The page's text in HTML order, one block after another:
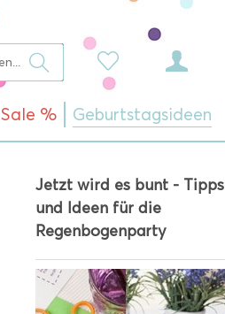
Sale % Geburtstagsideen
Jetzt wird es bunt - Tipps
und Ideen für die
Regenbogenparty